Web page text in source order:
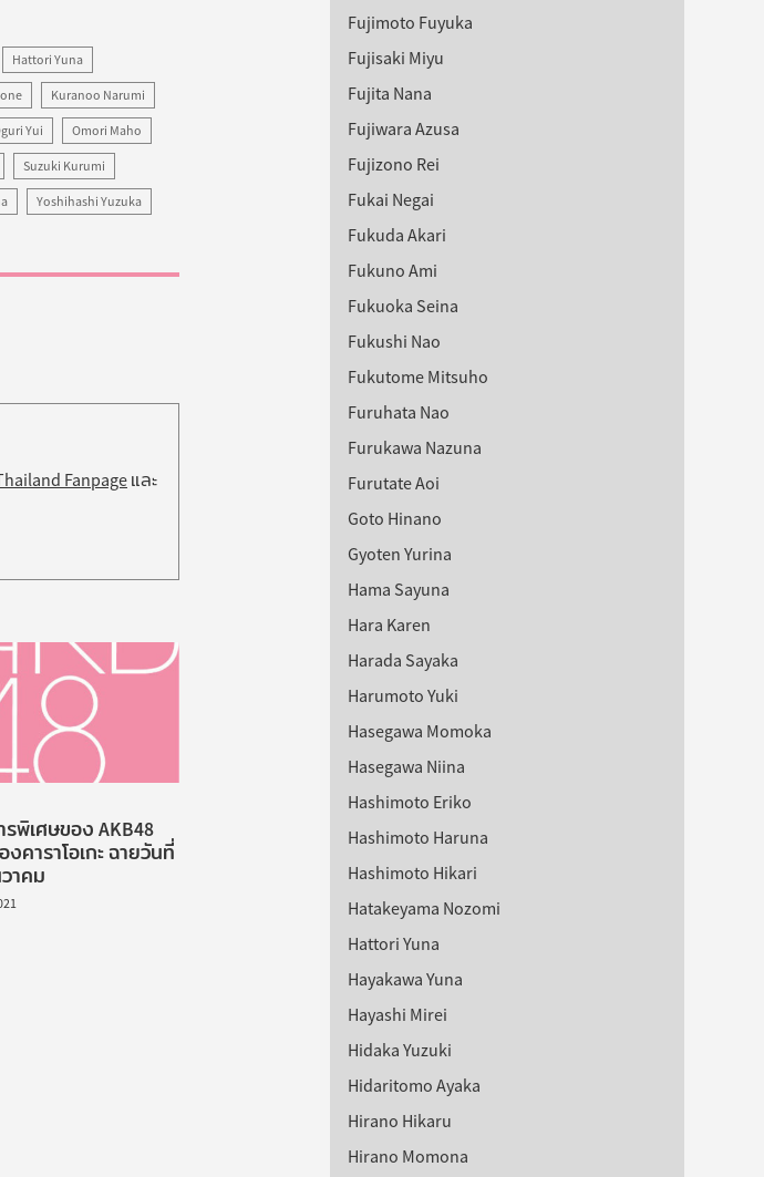
Hattori Yuna
Kuranoo Narumi
Yui Omori Maho
Suzuki Kurumi
Yoshihashi Yuzuka
Fanpage และ
ประกาศกิจกรรมเฟ้นหา Cooking Senbatsu
AKB48 ประกาศจัดคอนเสิร์ต AKB48 Fresh Concert วันที่ 7 สิงหาคมนี้
รพิเศษของ AKB48
งคาราโอเกะ ฉายวันที่
าคม
รายการพิเศษของ AKB48 แข่งร้องคาราโอเกะ ฉา
Fujimoto Fuyuka
Fujisaki Miyu
Fujita Nana
Fujiwara Azusa
Fujizono Rei
Fukai Negai
Fukuda Akari
Fukuno Ami
Fukuoka Seina
Fukushi Nao
Fukutome Mitsuho
Furuhata Nao
Furukawa Nazuna
Furutate Aoi
Goto Hinano
Gyoten Yurina
Hama Sayuna
Hara Karen
Harada Sayaka
Harumoto Yuki
Hasegawa Momoka
Hasegawa Niina
Hashimoto Eriko
Hashimoto Haruna
Hashimoto Hikari
Hatakeyama Nozomi
Hattori Yuna
Hayakawa Yuna
Hayashi Mirei
Hidaka Yuzuki
Hidaritomo Ayaka
Hirano Hikaru
Hirano Momona